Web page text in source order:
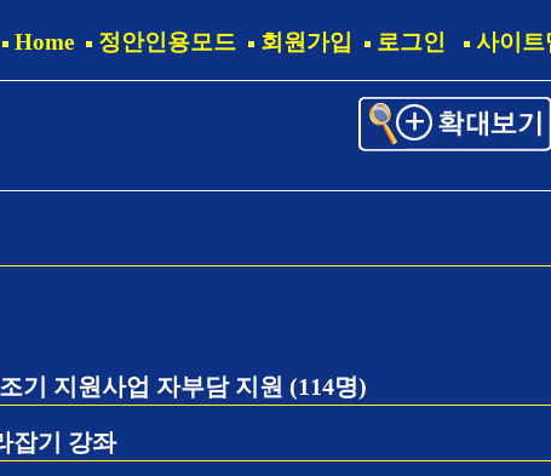
Home 정안인용모드 회원가입 로그인 사이트
기 지원사업 자부담 지원 (114명)
잡기 강좌